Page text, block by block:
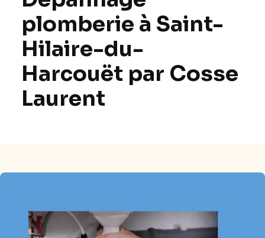
plomberie à Saint-
Hilaire-du-
Harcouët par Cosse
Laurent